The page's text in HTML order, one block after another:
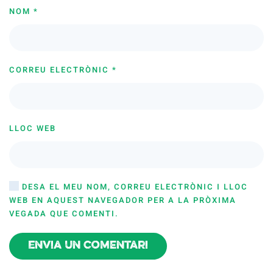
NOM *
CORREU ELECTRÒNIC *
LLOC WEB
DESA EL MEU NOM, CORREU ELECTRÒNIC I LLOC
WEB EN AQUEST NAVEGADOR PER A LA PRÒXIMA
VEGADA QUE COMENTI.
Envia un comentari